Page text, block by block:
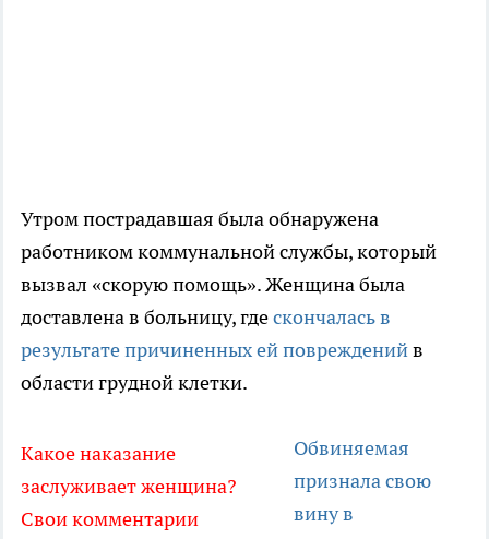
Утром пострадавшая была обнаружена
работником коммунальной службы, который
вызвал «скорую помощь». Женщина была
доставлена в больницу, гдескончалась в
результате причиненных ей поврежденийв
области грудной клетки.
Какое наказание
заслуживает женщина?
Свои комментарии
Обвиняемая
признала свою
вину в